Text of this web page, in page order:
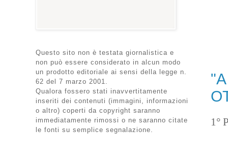
1°
Questo sito non è testata giornalistica e
non può essere considerato in alcun modo
un prodotto editoriale ai sensi della legge n.
62 del 7 marzo 2001.
Qualora fossero stati inavvertitamente
inseriti dei contenuti (immagini, informazioni
o altro) coperti da copyright saranno
immediatamente rimossi o ne saranno citate
le fonti su semplice segnalazione.